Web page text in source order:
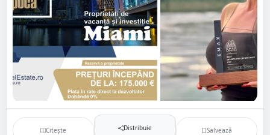
Citește Distribuie Salvează